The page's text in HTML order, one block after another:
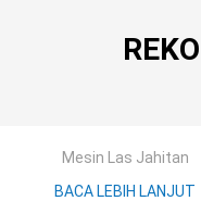
Mesin Las Jahitan
BACA LEBIH LANJUT